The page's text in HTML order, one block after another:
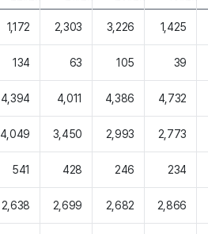
1,172 2,303 3,226 1,425
134 63 105 39
4,394 4,011 4,386 4,732
4,049 3,450 2,993 2,773
541 428 246 234
2,638 2,699 2,682 2,866